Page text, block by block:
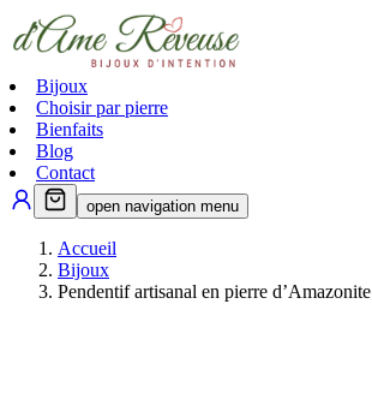
Bijoux
Choisir par pierre
Bienfaits
Blog
Contact
open navigation menu
Accueil
Bijoux
Pendentif artisanal en pierre d’Amazonite